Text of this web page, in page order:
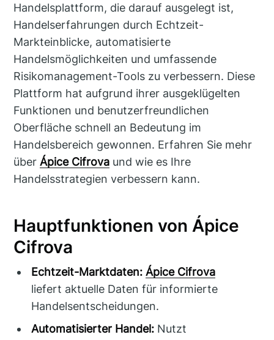
Handelsplattform, die darauf ausgelegt ist,
Handelserfahrungen durch Echtzeit-
Markteinblicke, automatisierte
Handelsmöglichkeiten und umfassende
Risikomanagement-Tools zu verbessern. Diese
Plattform hat aufgrund ihrer ausgeklügelten
Funktionen und benutzerfreundlichen
Oberfläche schnell an Bedeutung im
Handelsbereich gewonnen. Erfahren Sie mehr
überÁpice Cifrova und wie es Ihre
Handelsstrategien verbessern kann.
Hauptfunktionen von Ápice
Cifrova
Echtzeit-Marktdaten: Ápice Cifrova
liefert aktuelle Daten für informierte
Handelsentscheidungen.
Automatisierter Handel: Nutzt